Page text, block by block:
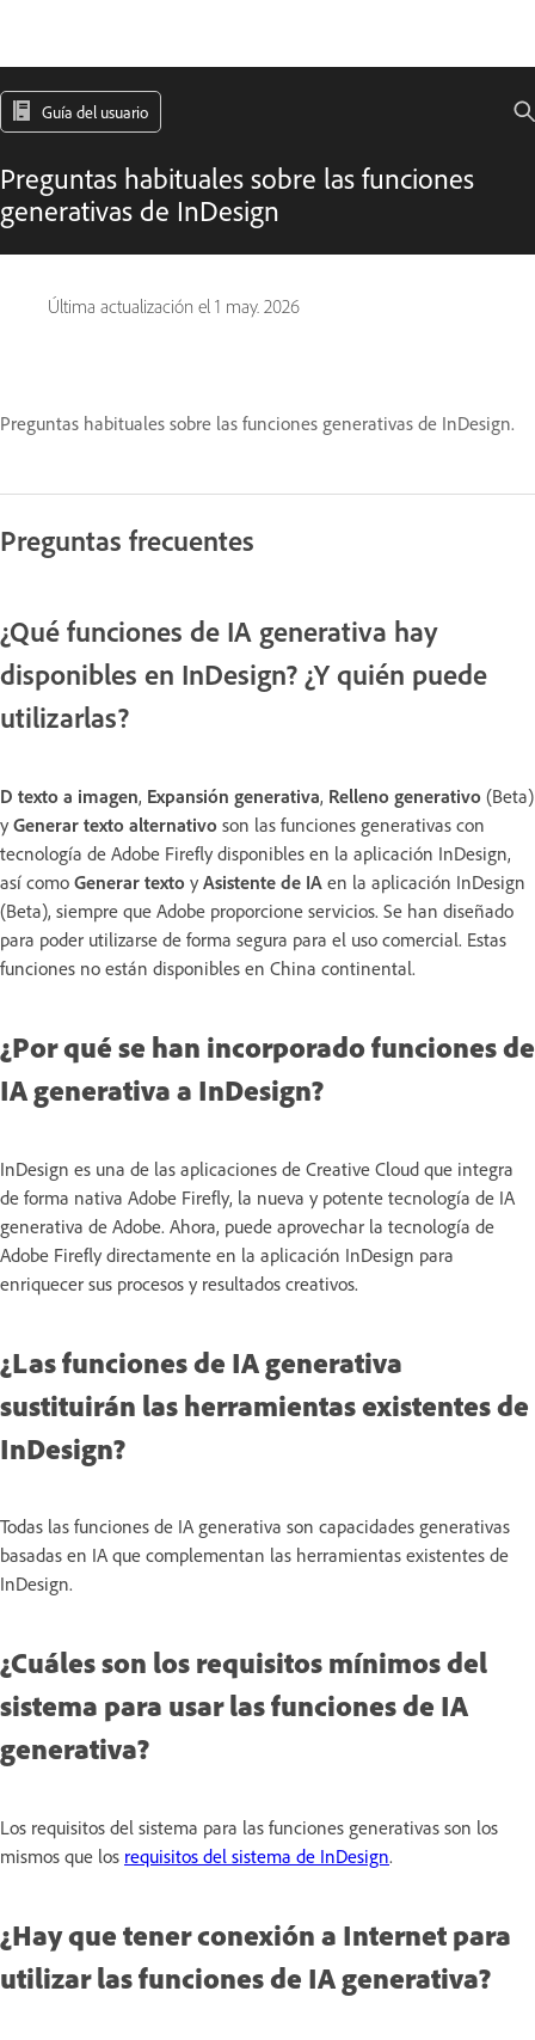
Guía del usuario
Preguntas habituales sobre las funciones
generativas de InDesign
Última actualización el 1 may. 2026
Preguntas habituales sobre las funciones generativas de InDesign.
Preguntas frecuentes
¿Qué funciones de IA generativa hay
disponibles en InDesign? ¿Y quién puede
utilizarlas?
D texto a imagen, Expansión generativa, Relleno generativo (Beta)
y Generar texto alternativo son las funciones generativas con
tecnología de Adobe Firefly disponibles en la aplicación InDesign,
así como Generar texto y Asistente de IA en la aplicación InDesign
(Beta), siempre que Adobe proporcione servicios. Se han diseñado
para poder utilizarse de forma segura para el uso comercial. Estas
funciones no están disponibles en China continental.
¿Por qué se han incorporado funciones de
IA generativa a InDesign?
InDesign es una de las aplicaciones de Creative Cloud que integra
de forma nativa Adobe Firefly, la nueva y potente tecnología de IA
generativa de Adobe. Ahora, puede aprovechar la tecnología de
Adobe Firefly directamente en la aplicación InDesign para
enriquecer sus procesos y resultados creativos.
¿Las funciones de IA generativa
sustituirán las herramientas existentes de
InDesign?
Todas las funciones de IA generativa son capacidades generativas
basadas en IA que complementan las herramientas existentes de
InDesign.
¿Cuáles son los requisitos mínimos del
sistema para usar las funciones de IA
generativa?
Los requisitos del sistema para las funciones generativas son los
mismos que los requisitos del sistema de InDesign.
¿Hay que tener conexión a Internet para
utilizar las funciones de IA generativa?